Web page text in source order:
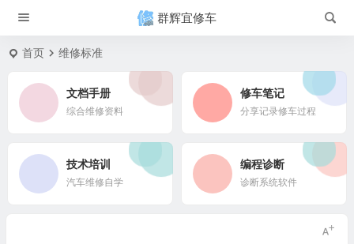
群辉宜修车
首页 维修标准
文档手册
综合维修资料
修车笔记
分享记录修车过程
技术培训
汽车维修自学
编程诊断
诊断系统软件